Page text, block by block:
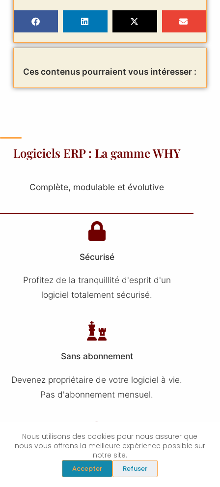
Nous utilisons des cookies pour nous assurer que
nous vous offrons la meilleure expérience possible sur
notre site.
Accepter Refuser
Ces contenus pourraient vous intéresser :
Logiciels ERP : La gamme WHY
Complète, modulable et évolutive
Sécurisé
Profitez de la tranquillité d'esprit d'un
logiciel totalement sécurisé.
Sans abonnement
Devenez propriétaire de votre logiciel à vie.
Pas d'abonnement mensuel.
Modulable & Evolutif
N'utilisez que ce dont vous avez besoin et